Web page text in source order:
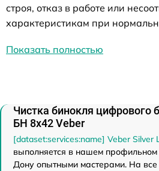
строя, отказ в работе или
характеристикам при
Показать полностью
Чистка бинокля цифрового
БН 8x42 Veber
[dataset:services:name] Veber
выполняется в нашем профильном
Дону опытными мастерами. На все